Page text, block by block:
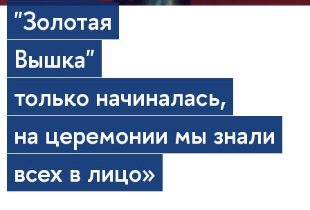
"Золотая
Вышка"
только начиналась,
на церемонии мы знали
всех в лицо»